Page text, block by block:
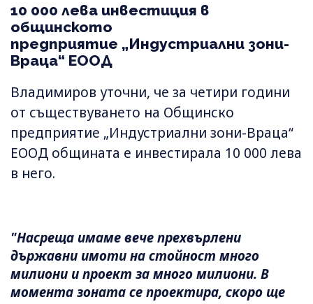
10 000 лева инвестиция в
общинското
предприятие „Индустриални зони-
Враца“ ЕООД
Владимиров уточни, че за четири години
от съществуването на Общинско
предприятие „Индустриални зони-Враца“
ЕООД общината е инвестирала 10 000 лева
в него.
"Насреща имаме вече прехвърлени
държавни имоти на стойност много
милиони и проект за много милиони. В
момента зоната се проектира, скоро ще